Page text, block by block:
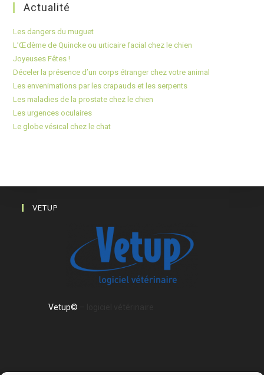
Actualité
Les dangers du muguet
L’Œdème de Quincke ou urticaire facial chez le chien
Joyeuses Fêtes !
Déceler la présence d’un corps étranger chez votre animal
Les envenimations par les crapauds et les serpents
Les maladies de la prostate chez le chien
Les urgences oculaires
Le globe vésical chez le chat
VETUP
Vetup©